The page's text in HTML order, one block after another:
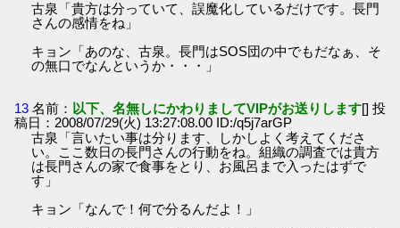
古泉「貴方は分っていて、誤魔化しているだけです。長門
さんの感情をね」
キョン「あのな、古泉。長門はSOS団の中でもだなぁ、そ
の無口でなんというか・・・」
13 名前： 以下、名無しにかわりましてVIPがお送りします[] 投
稿日：2008/07/29(火) 13:27:08.00 ID:/q5j7arGP
古泉「言いたい事は分ります、しかしよく考えてくださ
い。ここ数日の長門さんの行動をね。組織の調査では貴方
は長門さんの家で食事をとり、お風呂まで入ったはずで
す」
キョン「なんで！何で分るんだよ！」